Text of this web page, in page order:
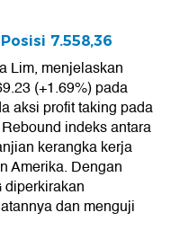
7.558,36
Lim, menjelaskan
(+1.69%) pada
aksi profit taking pada
indeks antara
kerangka kerja
Amerika. Dengan
diperkirakan
dan menguji